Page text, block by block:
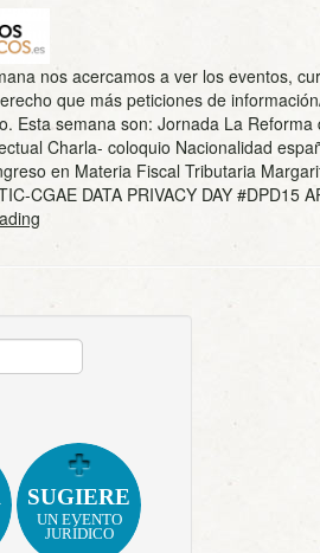
nos acercamos a ver los eventos,
que más peticiones de
Esta semana son: Jornada La Reforma
Charla- coloquio Nacionalidad
en Materia Fiscal Tributaria
CGAE DATA PRIVACY DAY #DPD15
SUGIERE
UN EVENTO
JURÍDICO